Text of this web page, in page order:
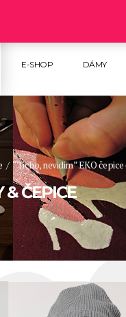
E-SHOP DÁMY
/ “Ticho, nevidim” EKO
& ČEPICE